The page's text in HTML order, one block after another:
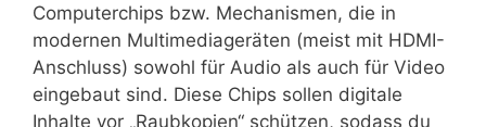
Computerchips bzw. Mechanismen, die in
modernen Multimediageräten (meist mit HDMI-
Anschluss) sowohl für Audio als auch für Video
eingebaut sind. Diese Chips sollen digitale
Inhalte vor „Raubkopien“ schützen, sodass du